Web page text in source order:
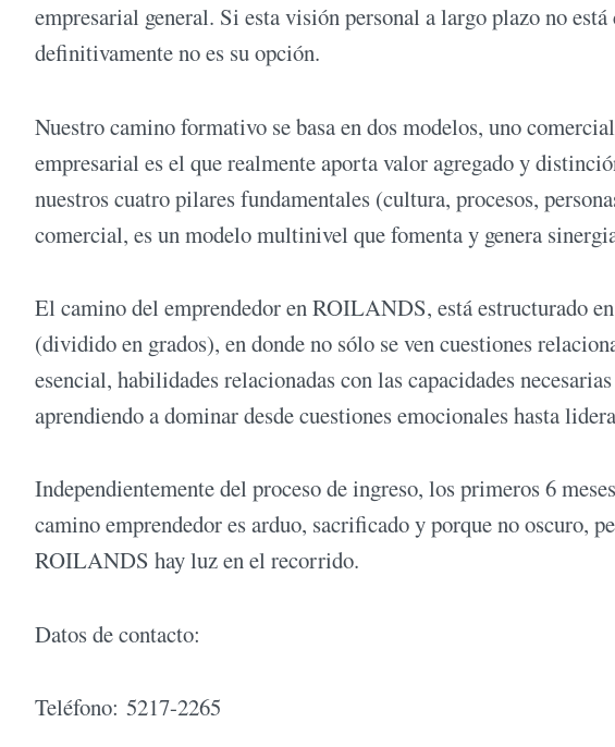
empresarial general. Si esta visión personal a largo plazo no
definitivamente no es su opción.
Nuestro camino formativo se basa en dos modelos, uno
empresarial es el que realmente aporta valor agregado y
nuestros cuatro pilares fundamentales (cultura, procesos,
comercial, es un modelo multinivel que fomenta y genera
El camino del emprendedor en ROILANDS, está estructurado
(dividido en grados), en donde no sólo se ven cuestiones
esencial, habilidades relacionadas con las capacidades
aprendiendo a dominar desde cuestiones emocionales hasta
Independientemente del proceso de ingreso, los primeros 6
camino emprendedor es arduo, sacrificado y porque no oscuro,
ROILANDS hay luz en el recorrido.
Datos de contacto:
Teléfono: 5217-2265